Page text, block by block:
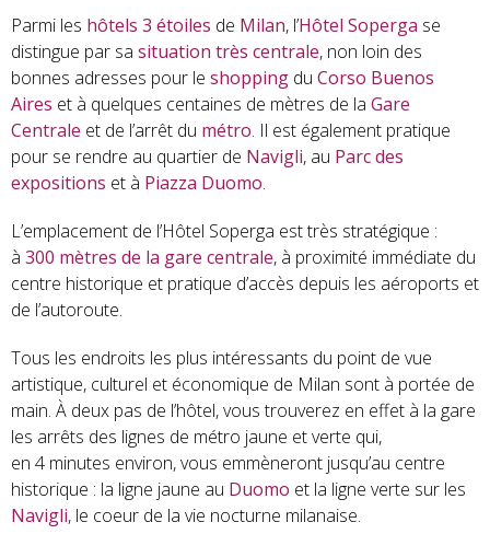
Parmi les hôtels 3 étoiles de Milan, l’Hôtel Soperga se
distingue par sa situation très centrale, non loin des
bonnes adresses pour le shopping du Corso Buenos
Aires et à quelques centaines de mètres de la Gare
Centrale et de l’arrêt du métro. Il est également pratique
pour se rendre au quartier de Navigli, au Parc des
expositions et à Piazza Duomo.
L’emplacement de l’Hôtel Soperga est très stratégique :
à 300 mètres de la gare centrale, à proximité immédiate du
centre historique et pratique d’accès depuis les aéroports et
de l’autoroute.
Tous les endroits les plus intéressants du point de vue
artistique, culturel et économique de Milan sont à portée de
main. À deux pas de l’hôtel, vous trouverez en effet à la gare
les arrêts des lignes de métro jaune et verte qui,
en 4 minutes environ, vous emmèneront jusqu’au centre
historique : la ligne jaune au Duomo et la ligne verte sur les
Navigli, le coeur de la vie nocturne milanaise.